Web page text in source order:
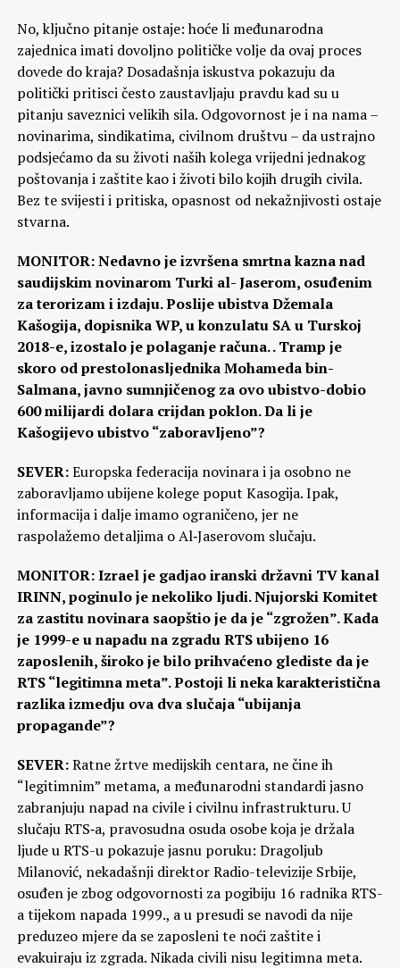
No, ključno pitanje ostaje: hoće li međunarodna
zajednica imati dovoljno političke volje da ovaj proces
dovede do kraja? Dosadašnja iskustva pokazuju da
politički pritisci često zaustavljaju pravdu kad su u
pitanju saveznici velikih sila. Odgovornost je i na nama –
novinarima, sindikatima, civilnom društvu – da ustrajno
podsjećamo da su životi naših kolega vrijedni jednakog
poštovanja i zaštite kao i životi bilo kojih drugih civila.
Bez te svijesti i pritiska, opasnost od nekažnjivosti ostaje
stvarna.
MONITOR: Nedavno je izvršena smrtna kazna nad
saudijskim novinarom Turki al- Jaserom, osuđenim
za terorizam i izdaju. Poslije ubistva Džemala
Kašogija, dopisnika WP, u konzulatu SA u Turskoj
2018-e, izostalo je polaganje računa. . Tramp je
skoro od prestolonasljednika Mohameda bin-
Salmana, javno sumnjičenog za ovo ubistvo-dobio
600 milijardi dolara crijdan poklon. Da li je
Kašogijevo ubistvo “zaboravljeno”?
SEVER:Europska federacija novinara i ja osobno ne
zaboravljamo ubijene kolege poput Kasogija. Ipak,
informacija i dalje imamo ograničeno, jer ne
raspolažemo detaljima o Al‑Jaserovom slučaju.
MONITOR: Izrael je gadjao iranski državni TV kanal
IRINN, poginulo je nekoliko ljudi. Njujorski Komitet
za zastitu novinara saopštio je da je “zgrožen”. Kada
je 1999-e u napadu na zgradu RTS ubijeno 16
zaposlenih, široko je bilo prihvaćeno glediste da je
RTS “legitimna meta”. Postoji li neka karakteristična
razlika izmedju ova dva slučaja “ubijanja
propagande”?
SEVER:Ratne žrtve medijskih centara, ne čine ih
“legitimnim” metama, a međunarodni standardi jasno
zabranjuju napad na civile i civilnu infrastrukturu. U
slučaju RTS‑a, pravosudna osuda osobe koja je držala
ljude u RTS-u pokazuje jasnu poruku: Dragoljub
Milanović, nekadašnji direktor Radio-televizije Srbije,
osuđen je zbog odgovornosti za pogibiju 16 radnika RTS-
a tijekom napada 1999., a u presudi se navodi da nije
preduzeo mjere da se zaposleni te noći zaštite i
evakuiraju iz zgrada. Nikada civili nisu legitimna meta.